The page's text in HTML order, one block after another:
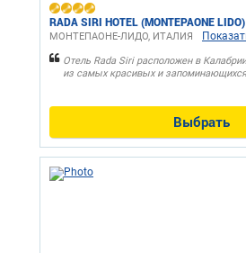
RADA SIRI HOTEL (MONTEPAONE LIDO)
МОНТЕПАОНЕ-ЛИДО, ИТАЛИЯ
Отель Rada Siri расположен в
из самых красивых и
Выбрать